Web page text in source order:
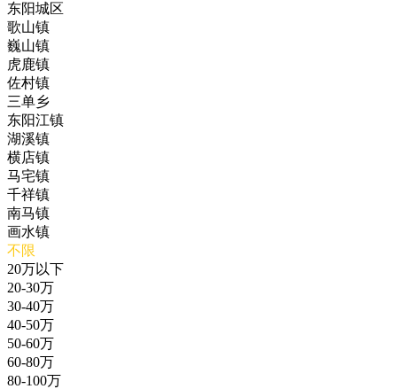
东阳城区
歌山镇
巍山镇
虎鹿镇
佐村镇
三单乡
东阳江镇
湖溪镇
横店镇
马宅镇
千祥镇
南马镇
画水镇
不限
20万以下
20-30万
30-40万
40-50万
50-60万
60-80万
80-100万